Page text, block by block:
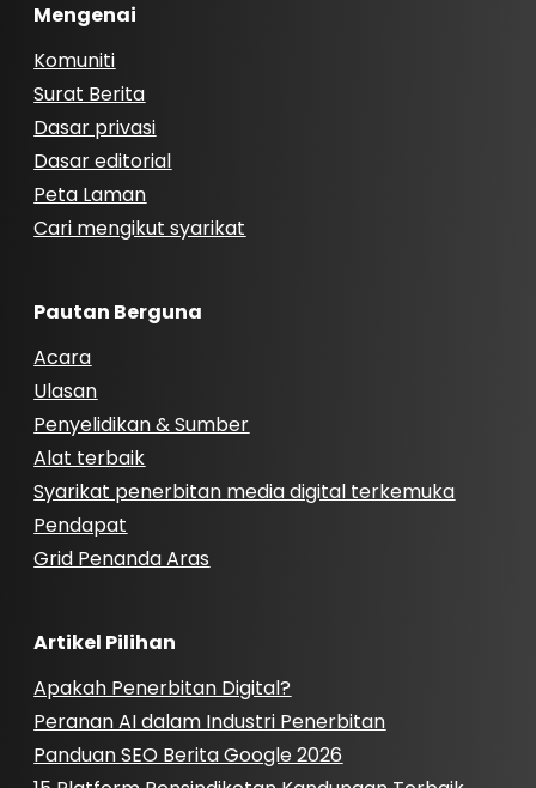
Mengenai
Komuniti
Surat Berita
Dasar privasi
Dasar editorial
Peta Laman
Cari mengikut syarikat
Pautan Berguna
Acara
Ulasan
Penyelidikan & Sumber
Alat terbaik
Syarikat penerbitan media digital terkemuka
Pendapat
Grid Penanda Aras
Artikel Pilihan
Apakah Penerbitan Digital?
Peranan AI dalam Industri Penerbitan
Panduan SEO Berita Google 2026